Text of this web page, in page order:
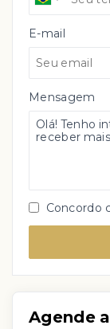
E-mail
Mensagem
Concordo
Agende